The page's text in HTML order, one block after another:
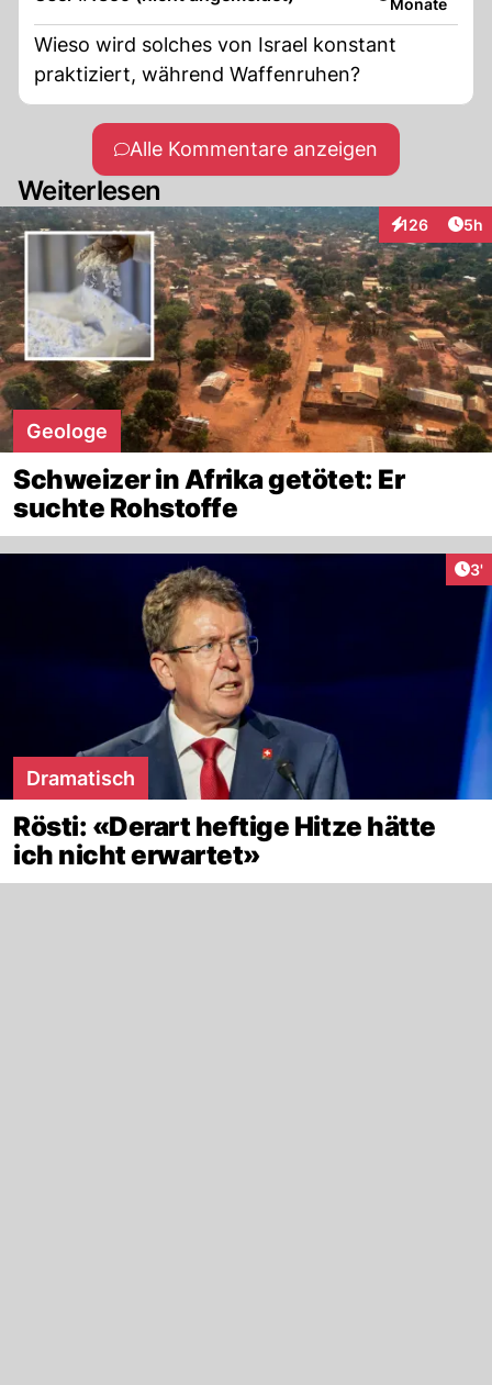
Monate
Wieso wird solches von Israel konstant
praktiziert, während Waffenruhen?
Alle Kommentare anzeigen
Weiterlesen
126
Interaktionen
5h
Geologe
Schweizer in Afrika getötet: Er
suchte Rohstoffe
3'
Dramatisch
Rösti: «Derart heftige Hitze hätte
ich nicht erwartet»